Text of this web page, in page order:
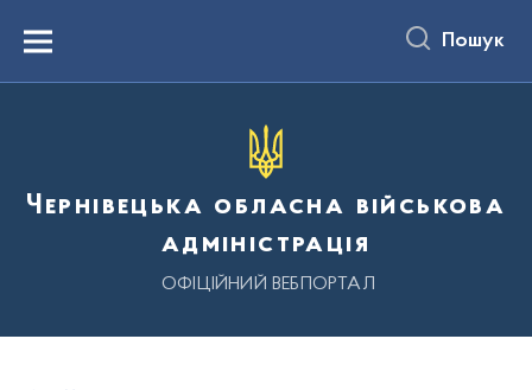
вмістуMenu Пошук
Чернівецька обласна військова
адміністрація
ОФІЦІЙНИЙ ВЕБПОРТАЛ